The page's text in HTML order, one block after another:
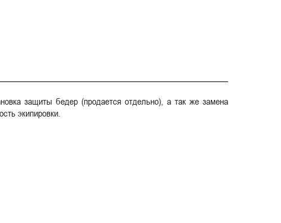
защиты бедер (продается отдельно), а так же замена
экипировки.